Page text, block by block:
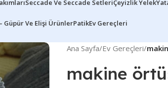
Seccade Ve Seccade SetleriÇeyizlik Yelek
Güpür Ve Elişi ÜrünlerPatikEv Gereçleri
Ana Sayfa/Ev Gereçleri/
makine